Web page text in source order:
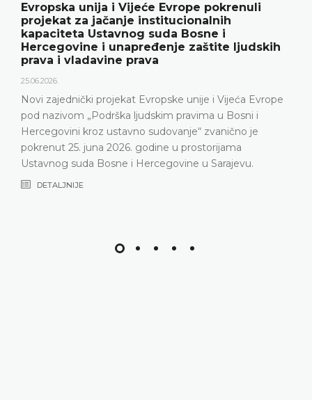
Evropska unija i Vijeće Evrope pokrenuli
projekat za jačanje institucionalnih
kapaciteta Ustavnog suda Bosne i
Hercegovine i unapređenje zaštite ljudskih
prava i vladavine prava
25.06.2026.
Novi zajednički projekat Evropske unije i Vijeća Evrope
pod nazivom „Podrška ljudskim pravima u Bosni i
Hercegovini kroz ustavno sudovanje“ zvanično je
pokrenut 25. juna 2026. godine u prostorijama
Ustavnog suda Bosne i Hercegovine u Sarajevu.
DETALJNIJE